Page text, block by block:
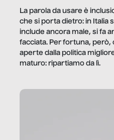
La parola da usare è
che si porta dietro: in Italia
include ancora male, si fa
facciata. Per fortuna, però,
aperte dalla politica
maturo: ripartiamo da lì.